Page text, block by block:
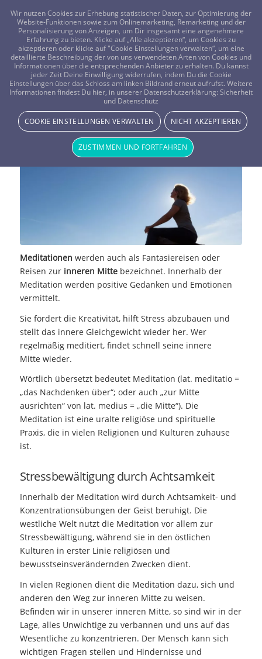
FRAGEN? KOSTENLOS ANRUFEN: 0800-8478266
Meditieren – Was ist eigentlich die
innere Mitte?
YOGA & MEDITATION
Meditationen werden auch als Fantasiereisen oder
Reisen zur inneren Mittebezeichnet. Innerhalb der
Meditation werden positive Gedanken und Emotionen
vermittelt.
Sie fördert die Kreativität, hilft Stress abzubauen und
stellt das innere Gleichgewicht wieder her. Wer
regelmäßig meditiert, findet schnell seine innere
Mitte wieder.
Wörtlich übersetzt bedeutet Meditation (lat. meditatio =
„das Nachdenken über“; oder auch „zur Mitte
ausrichten“ von lat. medius = „die Mitte“). Die
Meditation ist eine uralte religiöse und spirituelle
Praxis, die in vielen Religionen und Kulturen zuhause
ist.
Stressbewältigung durch Achtsamkeit
Innerhalb der Meditation wird durch Achtsamkeit- und
Konzentrationsübungen der Geist beruhigt. Die
westliche Welt nutzt die Meditation vor allem zur
Stressbewältigung, während sie in den östlichen
Kulturen in erster Linie religiösen und
bewusstseinsverändernden Zwecken dient.
In vielen Regionen dient die Meditation dazu, sich und
anderen den Weg zur inneren Mitte zu weisen.
Befinden wir in unserer inneren Mitte, so sind wir in der
Lage, alles Unwichtige zu verbannen und uns auf das
Wesentliche zu konzentrieren. Der Mensch kann sich
wichtigen Fragen stellen und Hindernisse und
Wir nutzen Cookies zur Erhebung statistischer Daten, zur Optimierung der
Website-Funktionen sowie zum Onlinemarketing, Remarketing und der
Personalisierung von Anzeigen, um Dir insgesamt eine angenehmere
Erfahrung zu bieten. Klicke auf „Alle akzeptieren“, um Cookies zu
akzeptieren oder klicke auf "Cookie Einstellungen verwalten“, um eine
detaillierte Beschreibung der von uns verwendeten Arten von Cookies und
Informationen über die entsprechenden Anbieter zu erhalten. Du kannst
jeder Zeit Deine Einwilligung widerrufen, indem Du die Cookie
Einstellungen über das Schloss am linken Bildrand erneut aufrufst. Weitere
Informationen findest Du hier, in unserer Datenschutzerklärung: Sicherheit
und Datenschutz
COOKIE EINSTELLUNGEN VERWALTEN NICHT AKZEPTIEREN
ZUSTIMMEN UND FORTFAHREN